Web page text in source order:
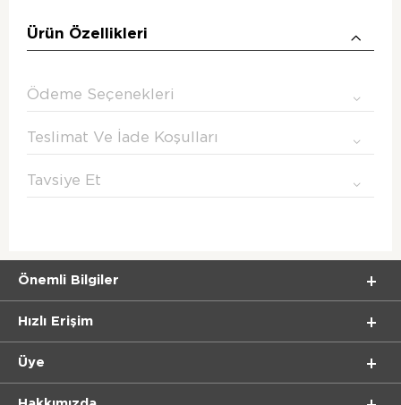
Ürün Özellikleri
Ödeme Seçenekleri
Teslimat Ve İade Koşulları
Tavsiye Et
Önemli Bilgiler
Hızlı Erişim
Üye